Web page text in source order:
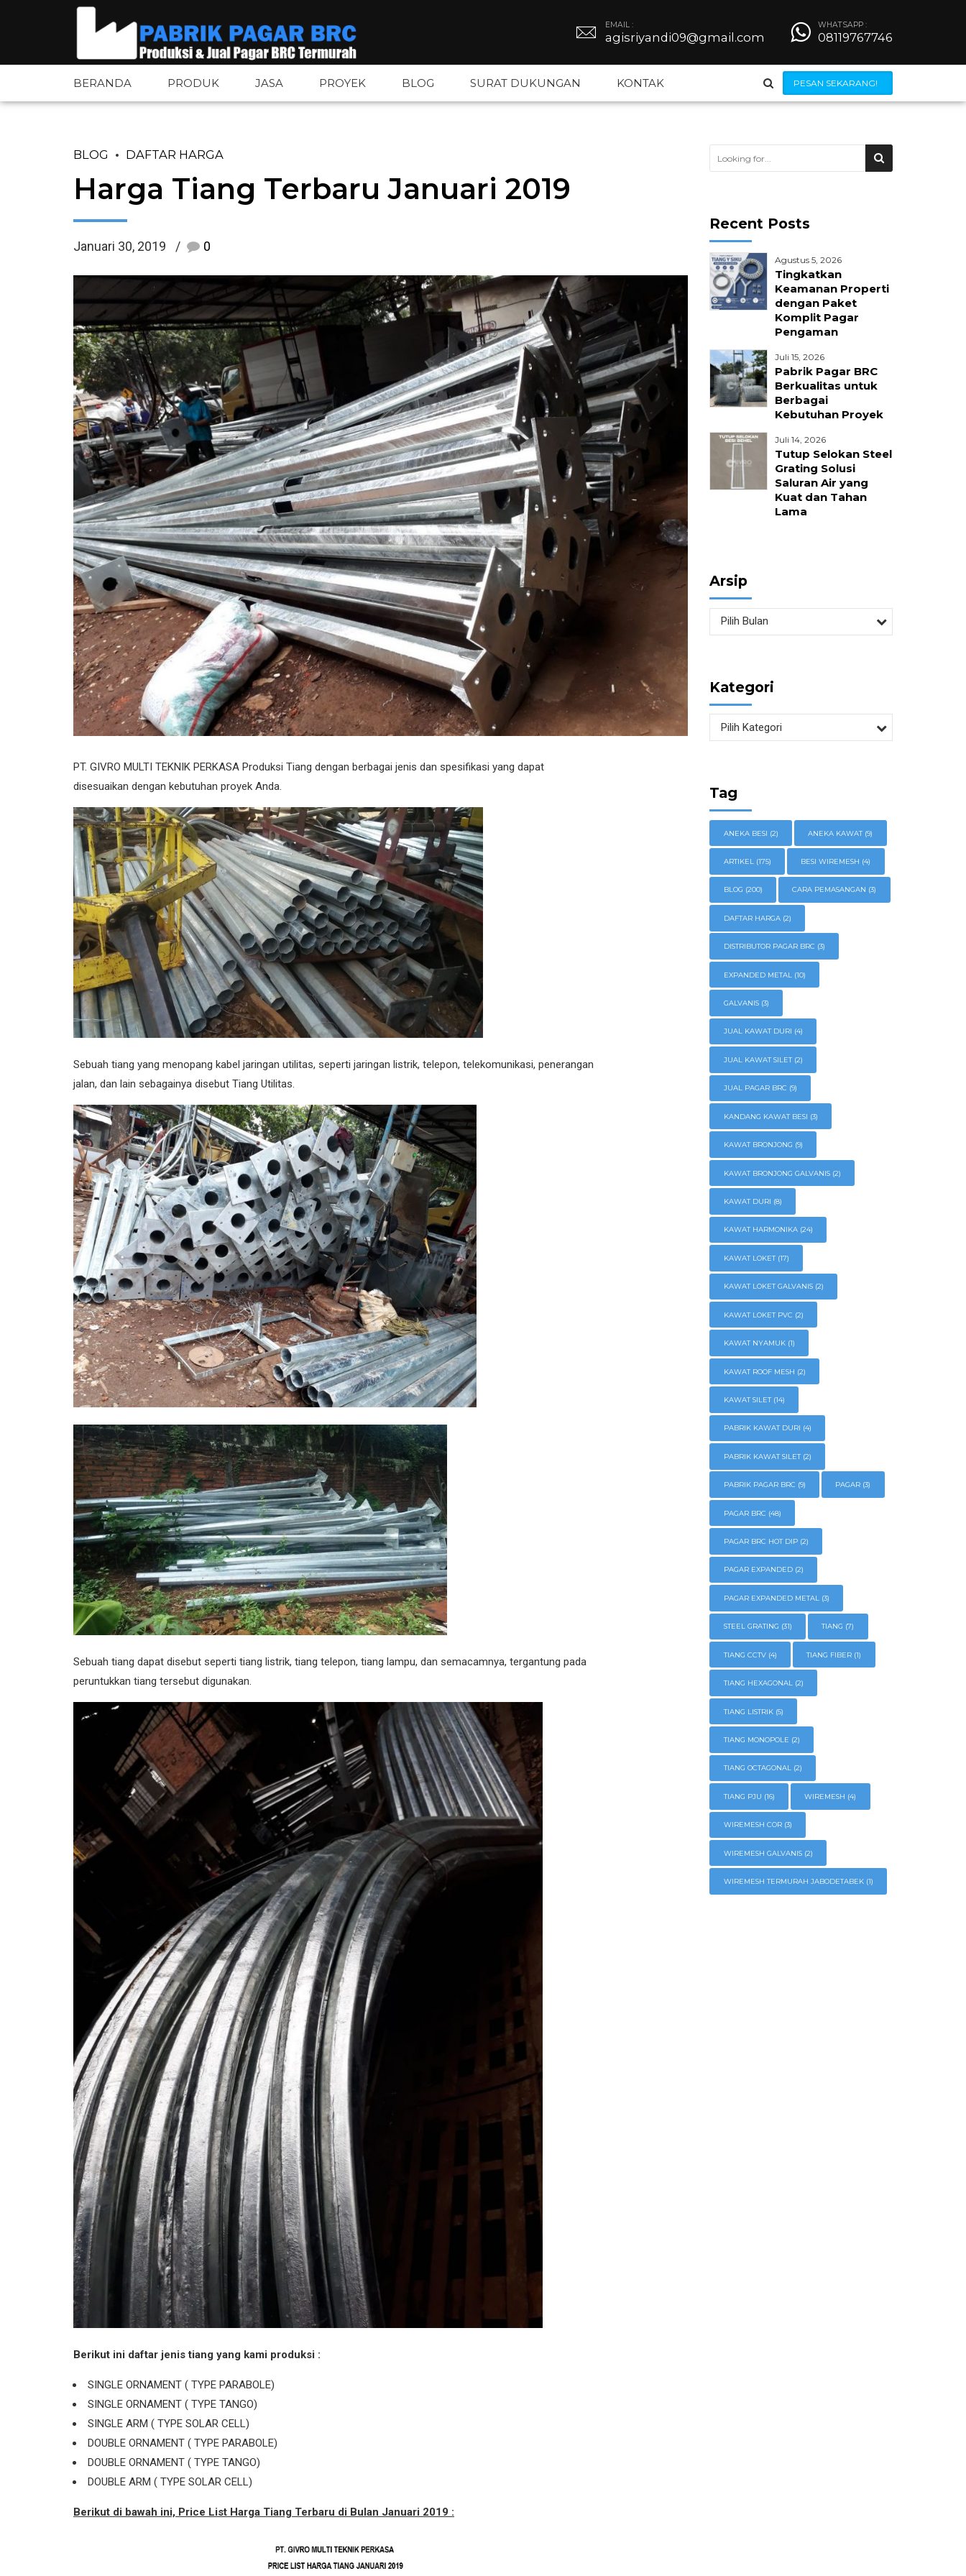
EMAIL :
agisriyandi09@gmail.com
WHATSAPP :
08119767746
PESAN SEKARANG!
BERANDA PRODUK
Pagar BRC
Pagar BRC Bandara
Pagar Wiremesh Bandara
Pagar Harmonika
Pagar Harmonika Bandara
Tiang Pagar BRC
Plat Bordes
Pipa Galvanis
Tiang Hexagonal
Tiang Listrik
Tiang Telkom
Tiang CCTV
Kawat Bronjong
Kawat Harmonika
Steel Grating
Wiremesh
Jilumesh Expanded Metal
Kerangkeng AC
JASA PROYEK BLOG SURAT DUKUNGAN KONTAK
BLOG DAFTAR HARGA
Harga Tiang Terbaru Januari 2019
Januari 30, 2019 0
PT. GIVRO MULTI TEKNIK PERKASA Produksi Tiang dengan berbagai jenis dan spesifikasi yang dapat
disesuaikan dengan kebutuhan proyek Anda.
Sebuah tiang yang menopang kabel jaringan utilitas, seperti jaringan listrik, telepon, telekomunikasi, penerangan
jalan, dan lain sebagainya disebut Tiang Utilitas.
Sebuah tiang dapat disebut seperti tiang listrik, tiang telepon, tiang lampu, dan semacamnya, tergantung pada
peruntukkan tiang tersebut digunakan.
Berikut ini daftar jenis tiang yang kami produksi :
SINGLE ORNAMENT ( TYPE PARABOLE)
SINGLE ORNAMENT ( TYPE TANGO)
SINGLE ARM ( TYPE SOLAR CELL)
DOUBLE ORNAMENT ( TYPE PARABOLE)
DOUBLE ORNAMENT ( TYPE TANGO)
DOUBLE ARM ( TYPE SOLAR CELL)
Berikut di bawah ini, Price List Harga Tiang Terbaru di Bulan Januari 2019 :
Recent Posts
Agustus 5, 2026
Tingkatkan
Keamanan Properti
dengan Paket
Komplit Pagar
Pengaman
Juli 15, 2026
Pabrik Pagar BRC
Berkualitas untuk
Berbagai
Kebutuhan Proyek
Juli 14, 2026
Tutup Selokan Steel
Grating Solusi
Saluran Air yang
Kuat dan Tahan
Lama
Arsip
Pilih Bulan
Kategori
Pilih Kategori
Tag
ANEKA BESI (2) ANEKA KAWAT(9)
ARTIKEL (175) BESI WIREMESH (4)
BLOG (200) CARA PEMASANGAN (3)
DAFTAR HARGA(2)
DISTRIBUTOR PAGAR BRC (3)
EXPANDED METAL (10)
GALVANIS(3)
JUAL KAWAT DURI (4)
JUAL KAWAT SILET(2)
JUAL PAGAR BRC (9)
KANDANG KAWAT BESI (3)
KAWAT BRONJONG (9)
KAWAT BRONJONG GALVANIS(2)
KAWAT DURI (8)
KAWAT HARMONIKA(24)
KAWAT LOKET(17)
KAWAT LOKET GALVANIS(2)
KAWAT LOKET PVC (2)
KAWAT NYAMUK(1)
KAWAT ROOF MESH (2)
KAWAT SILET(14)
PABRIK KAWAT DURI (4)
PABRIK KAWAT SILET(2)
PABRIK PAGAR BRC (9) PAGAR (3)
PAGAR BRC (48)
PAGAR BRC HOT DIP(2)
PAGAR EXPANDED(2)
PAGAR EXPANDED METAL (3)
STEEL GRATING (31) TIANG (7)
TIANG CCTV(4) TIANG FIBER (1)
TIANG HEXAGONAL (2)
TIANG LISTRIK(5)
TIANG MONOPOLE (2)
TIANG OCTAGONAL(2)
TIANG PJU (16) WIREMESH (4)
WIREMESH COR(3)
WIREMESH GALVANIS(2)
WIREMESH TERMURAH JABODETABEK(1)